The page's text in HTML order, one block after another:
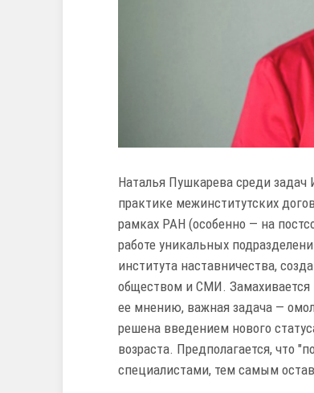
Наталья Пушкарева среди задач
практике межинститутских
рамках РАН (особенно — на
работе уникальных
института наставничества,
обществом и СМИ. Замахивается
ее мнению, важная задача —
решена введением нового
возраста. Предполагается, что
специалистами, тем самым